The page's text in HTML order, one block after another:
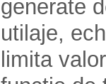
generate
utilaje,
limita